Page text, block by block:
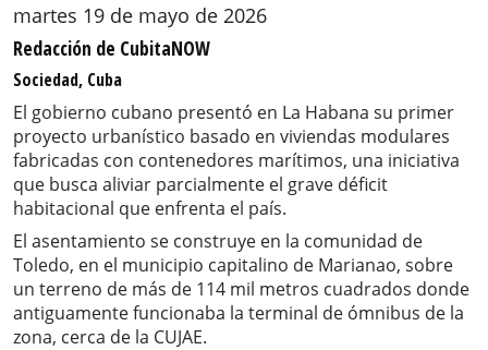
martes 19 de mayo de 2026
Redacción de CubitaNOW
Sociedad, Cuba
El gobierno cubano presentó en La Habana su primer
proyecto urbanístico basado en viviendas modulares
fabricadas con contenedores marítimos, una iniciativa
que busca aliviar parcialmente el grave déficit
habitacional que enfrenta el país.
El asentamiento se construye en la comunidad de
Toledo, en el municipio capitalino de Marianao, sobre
un terreno de más de 114 mil metros cuadrados donde
antiguamente funcionaba la terminal de ómnibus de la
zona, cerca de la CUJAE.